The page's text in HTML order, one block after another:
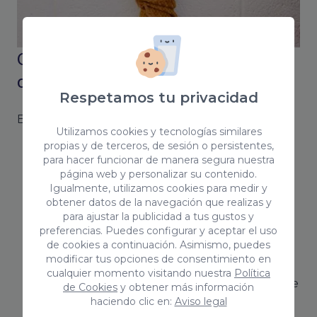
Respetamos tu privacidad
Utilizamos cookies y tecnologías similares
propias y de terceros, de sesión o persistentes,
para hacer funcionar de manera segura nuestra
página web y personalizar su contenido.
Igualmente, utilizamos cookies para medir y
obtener datos de la navegación que realizas y
para ajustar la publicidad a tus gustos y
preferencias. Puedes configurar y aceptar el uso
de cookies a continuación. Asimismo, puedes
modificar tus opciones de consentimiento en
cualquier momento visitando nuestra Política
de Cookies y obtener más información
haciendo clic en: Aviso legal
Coco Solution como tu agencia de
comunicación en Jaén
En Coco Solution te ayudamos con:
Tu comunicación corporativa:Te ayudamos
a desarrollar una buena estrategia
corporativa para construir tu marca y
mejorar tu posicionamiento y reputación.
Nos encargaremos de definir tu branding y
de diferenciarte de la competencia.
El Marketing:Definimos una estrategia para
determinar un buen plan de marketing o de
una acción puntual para tu negocio.